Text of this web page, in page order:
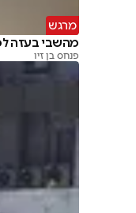
מרגש
מהשבי בעזה
פנחס בן זיו